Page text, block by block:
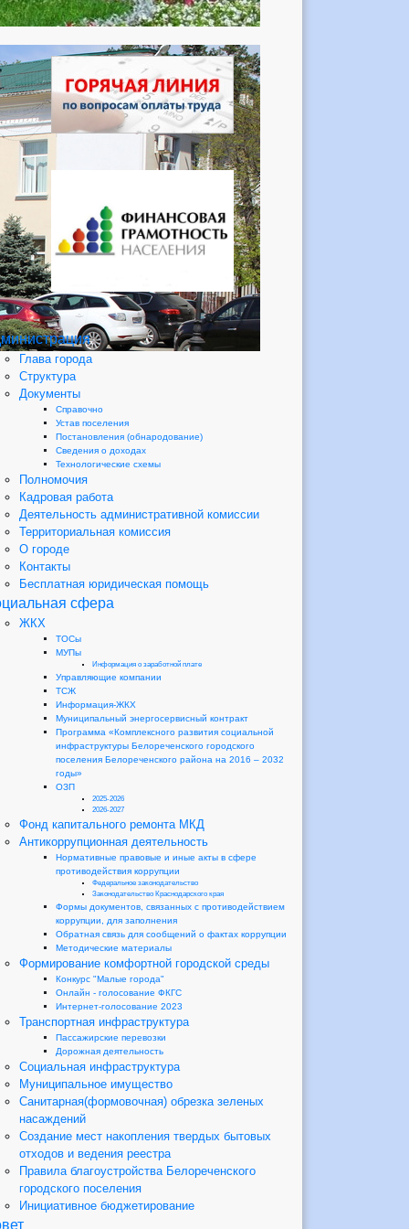
Глава города
Структура
Документы
Справочно
Устав поселения
Постановления (обнародование)
Сведения о доходах
Технологические схемы
Полномочия
Кадровая работа
Деятельность административной комиссии
Территориальная комиссия
О городе
Контакты
Бесплатная юридическая помощь
сфера
ЖКХ
ТОСы
МУПы
Информация о заработной плате
Управляющие компании
ТСЖ
Информация-ЖКХ
Муниципальный энергосервисный контракт
Программа «Комплексного развития социальной
инфраструктуры Белореченского городского
поселения Белореченского района на 2016 – 2032
годы»
ОЗП
2025-2026
2026-2027
Фонд капитального ремонта МКД
Антикоррупционная деятельность
Нормативные правовые и иные акты в сфере
противодействия коррупции
Федеральное законодательство
Законодательство Краснодарского края
Формы документов, связанных с противодействием
коррупции, для заполнения
Обратная связь для сообщений о фактах коррупции
Методические материалы
Формирование комфортной городской среды
Конкурс "Малые города"
Онлайн - голосование ФКГС
Интернет-голосование 2023
Транспортная инфраструктура
Пассажирские перевозки
Дорожная деятельность
Социальная инфраструктура
Муниципальное имущество
Санитарная(формовочная) обрезка зеленых
насаждений
Создание мест накопления твердых бытовых
отходов и ведения реестра
Правила благоустройства Белореченского
городского поселения
Инициативное бюджетирование